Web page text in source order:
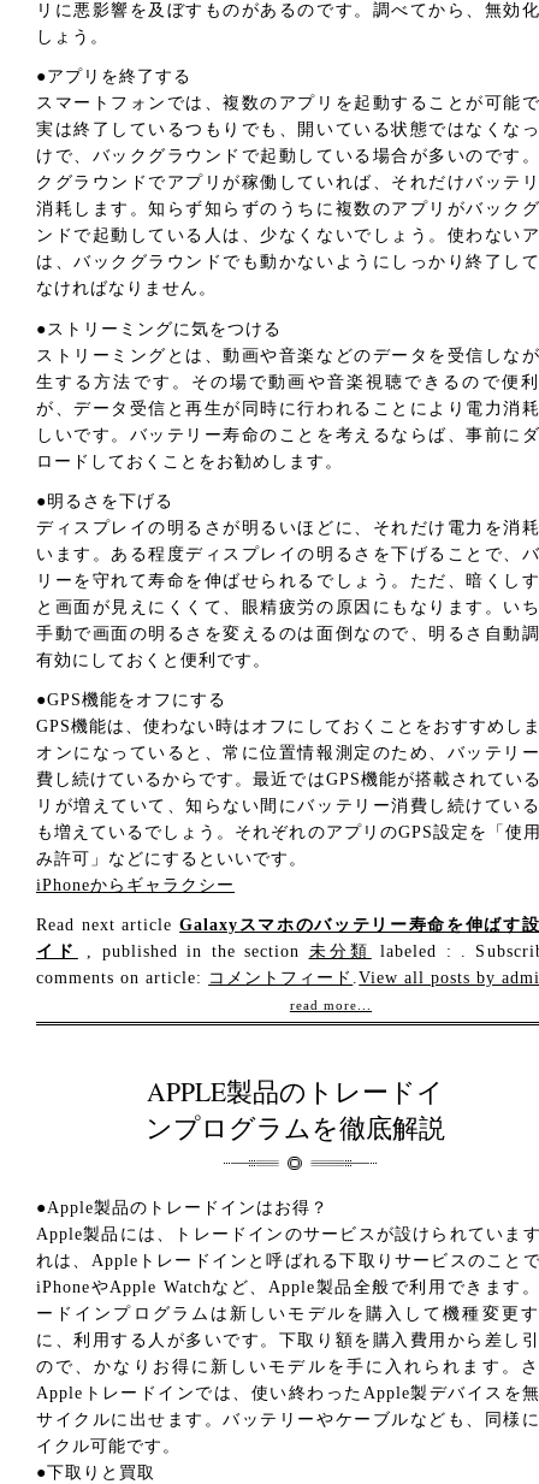
リに悪影響を及ぼすものがあるのです。調べてから、無効
しょう。
●アプリを終了する
スマートフォンでは、複数のアプリを起動することが可能
実は終了しているつもりでも、開いている状態ではなくな
けで、バックグラウンドで起動している場合が多いのです
クグラウンドでアプリが稼働していれば、それだけバッテ
消耗します。知らず知らずのうちに複数のアプリがバック
ンドで起動している人は、少なくないでしょう。使わない
は、バックグラウンドでも動かないようにしっかり終了し
なければなりません。
●ストリーミングに気をつける
ストリーミングとは、動画や音楽などのデータを受信しな
生する方法です。その場で動画や音楽視聴できるので便
が、データ受信と再生が同時に行われることにより電力消
しいです。バッテリー寿命のことを考えるならば、事前に
ロードしておくことをお勧めします。
●明るさを下げる
ディスプレイの明るさが明るいほどに、それだけ電力を消
います。ある程度ディスプレイの明るさを下げることで、
リーを守れて寿命を伸ばせられるでしょう。ただ、暗くし
と画面が見えにくくて、眼精疲労の原因にもなります。い
手動で画面の明るさを変えるのは面倒なので、明るさ自動
有効にしておくと便利です。
●GPS機能をオフにする
GPS機能は、使わない時はオフにしておくことをおすすめし
オンになっていると、常に位置情報測定のため、バッテリ
費し続けているからです。最近ではGPS機能が搭載されてい
リが増えていて、知らない間にバッテリー消費し続けてい
も増えているでしょう。それぞれのアプリのGPS設定を「使
み許可」などにするといいです。
iPhoneからギャラクシー
Read next articleGalaxyスマホのバッテリー寿命を伸ばす
イド
, published in the section 未分類
labeled : .
comments on article: コメントフィード .View all posts by
read more...
APPLE製品のトレードイ
ンプログラムを徹底解説
●Apple製品のトレードインはお得？
Apple製品には、トレードインのサービスが設けられていま
れは、Appleトレードインと呼ばれる下取りサービスのこと
iPhoneやApple Watchなど、Apple製品全般で利用できます
ードインプログラムは新しいモデルを購入して機種変更
に、利用する人が多いです。下取り額を購入費用から差し
ので、かなりお得に新しいモデルを手に入れられます。
Appleトレードインでは、使い終わったApple製デバイスを
サイクルに出せます。バッテリーやケーブルなども、同様
イクル可能です。
●下取りと買取